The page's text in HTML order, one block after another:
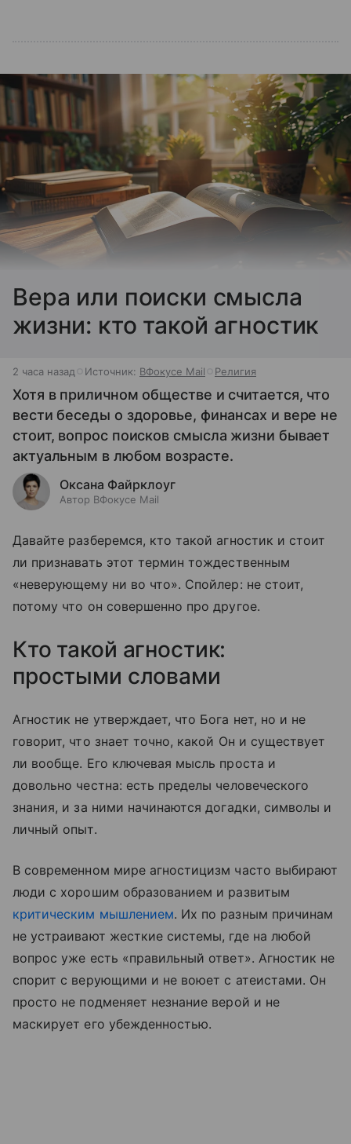
Вера или поиски смысла
жизни: кто такой агностик
2 часа назад Источник: ВФокусе Mail Религия
Хотя в приличном обществе и считается, что
вести беседы о здоровье, финансах и вере не
стоит, вопрос поисков смысла жизни бывает
актуальным в любом возрасте.
Оксана Файрклоуг
Автор ВФокусе Mail
Давайте разберемся, кто такой агностик и стоит
ли признавать этот термин тождественным
«неверующему ни во что». Спойлер: не стоит,
потому что он совершенно про другое.
Кто такой агностик:
простыми словами
Агностик не утверждает, что Бога нет, но и не
говорит, что знает точно, какой Он и существует
ли вообще. Его ключевая мысль проста и
довольно честна: есть пределы человеческого
знания, и за ними начинаются догадки, символы и
личный опыт.
В современном мире агностицизм часто выбирают
люди с хорошим образованием и развитым
критическим мышлением. Их по разным причинам
не устраивают жесткие системы, где на любой
вопрос уже есть «правильный ответ». Агностик не
спорит с верующими и не воюет с атеистами. Он
просто не подменяет незнание верой и не
маскирует его убежденностью.